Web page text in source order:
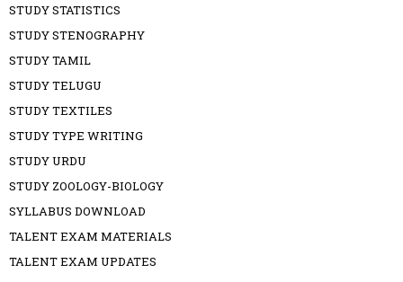
STUDY STATISTICS
STUDY STENOGRAPHY
STUDY TAMIL
STUDY TELUGU
STUDY TEXTILES
STUDY TYPE WRITING
STUDY URDU
STUDY ZOOLOGY-BIOLOGY
SYLLABUS DOWNLOAD
TALENT EXAM MATERIALS
TALENT EXAM UPDATES